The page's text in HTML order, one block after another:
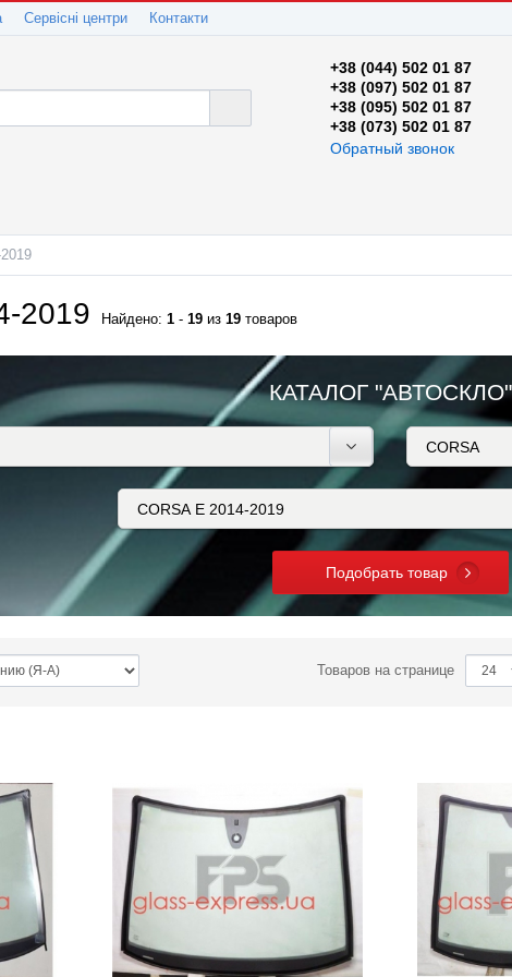
Сервісні центри Контакти
+38 (044) 502 01 87
+38 (097) 502 01 87
+38 (095) 502 01 87
+38 (073) 502 01 87
Обратный звонок
2019 Найдено: 1 - 19 из 19 товаров
КАТАЛОГ "АВТОСКЛО"
Подобрать товар
Товаров на странице